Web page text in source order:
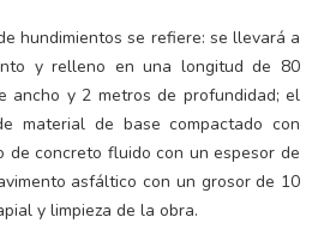
hundimientos se refiere: se llevará a
y relleno en una longitud de 80
ancho y 2 metros de profundidad; el
material de base compactado con
de concreto fluido con un espesor de
asfáltico con un grosor de 10
y limpieza de la obra.